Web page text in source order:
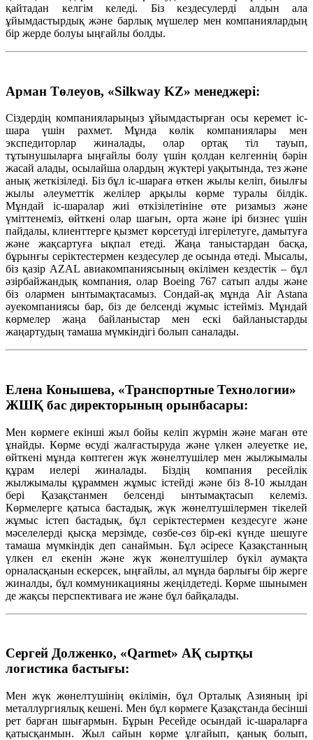
қайтадан келгім келеді. Біз кездесулерді алдын ала
ұйымдастырдық және барлық мүшелер мен компаниялардың
бір жерде болуы ыңғайлы болды.
Арман Төлеуов, «Silkway KZ» менеджері:
Сіздердің компанияларыңыз ұйымдастырған осы керемет іс-
шара үшін рахмет. Мұнда көлік компаниялары мен
экспедиторлар жиналады, олар ортақ тіл тауып,
тұтынушыларға ыңғайлы болу үшін қолдан келгеннің бәрін
жасай алады, осылайша олардың жүктері уақытында, тез және
анық жеткізіледі. Біз бұл іс-шараға өткен жылы келіп, биылғы
жылы әлеуметтік желілер арқылы көрме туралы білдік.
Мұндай іс-шаралар жиі өткізілетініне өте ризамыз және
үміттенеміз, өйткені олар шағын, орта және ірі бизнес үшін
пайдалы, клиенттерге қызмет көрсетуді ілгерілетуге, дамытуға
және жақсартуға ықпал етеді. Жаңа таныстардан басқа,
бұрынғы серіктестермен кездесулер де осында өтеді. Мысалы,
біз қазір AZAL авиакомпаниясының өкілімен кездестік – бұл
әзірбайжандық компания, олар Boeing 767 сатып алды және
біз олармен ынтымақтасамыз. Сондай-ақ мұнда Air Astana
әуекомпаниясы бар, біз де белсенді жұмыс істейміз. Мұндай
көрмелер жаңа байланыстар мен ескі байланыстарды
жаңартудың тамаша мүмкіндігі болып саналады.
Елена Конышева, «Транспортные Технологии»
ЖШҚ бас директорының орынбасары:
Мен көрмеге екінші жыл бойы келіп жүрмін және маған өте
ұнайды. Көрме өсуді жалғастыруда және үлкен әлеуетке ие,
өйткені мұнда көптеген жүк жөнелтушілер мен жылжымалы
құрам иелері жиналады. Біздің компания ресейлік
жылжымалы құраммен жұмыс істейді және біз 8-10 жылдан
бері Қазақстанмен белсенді ынтымақтасып келеміз.
Көрмелерге қатыса бастадық, жүк жөнелтушілермен тікелей
жұмыс істеп бастадық, бұл серіктестермен кездесуге және
мәселелерді қысқа мерзімде, сөзбе-сөз бір-екі күнде шешуге
тамаша мүмкіндік деп санаймын. Бұл әсіресе Қазақстанның
үлкен ел екенін және жүк жөнелтушілер бүкіл аумақта
орналасқанын ескерсек, ыңғайлы, ал мұнда барлығы бір жерге
жиналды, бұл коммуникацияны жеңілдетеді. Көрме шынымен
де жақсы перспективаға ие және бұл байқалады.
Сергей Долженко, «Qarmet» АҚ сыртқы
логистика бастығы:
Мен жүк жөнелтушінің өкілімін, бұл Орталық Азияның ірі
металлургиялық кешені. Мен бұл көрмеге Қазақстанда бесінші
рет барған шығармын. Бұрын Ресейде осындай іс-шараларға
қатысқанмын. Жыл сайын көрме ұлғайып, қанық болып,